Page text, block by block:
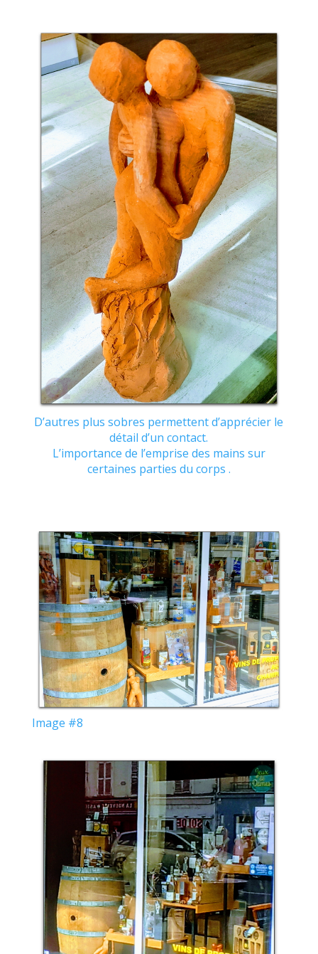
D’autres plus sobres permettent d’apprécier le
détail d’un contact.
L’importance de l’emprise des mains sur
certaines parties du corps .
Image #8